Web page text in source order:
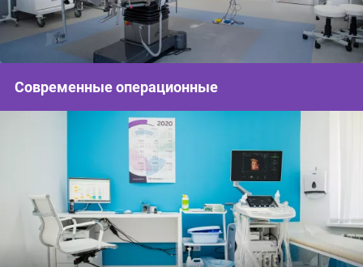
Современные операционные